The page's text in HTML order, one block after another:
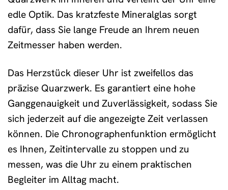
edle Optik. Das kratzfeste Mineralglas sorgt
dafür, dass Sie lange Freude an Ihrem neuen
Zeitmesser haben werden.
Das Herzstück dieser Uhr ist zweifellos das
präzise Quarzwerk. Es garantiert eine hohe
Ganggenauigkeit und Zuverlässigkeit, sodass Sie
sich jederzeit auf die angezeigte Zeit verlassen
können. Die Chronographenfunktion ermöglicht
es Ihnen, Zeitintervalle zu stoppen und zu
messen, was die Uhr zu einem praktischen
Begleiter im Alltag macht.